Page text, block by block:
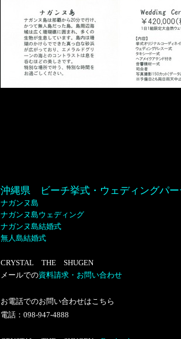
沖縄県 ビーチ挙式・ウェディングパー
ナガンヌ島
ナガンヌ島ウェディング
ナガンヌ島結婚式
無人島結婚式
CRYSTAL THE SHUGEN
メールでの資料請求・お問い合わせ
お電話でのお問い合わせはこちら
電話：098-947-4888